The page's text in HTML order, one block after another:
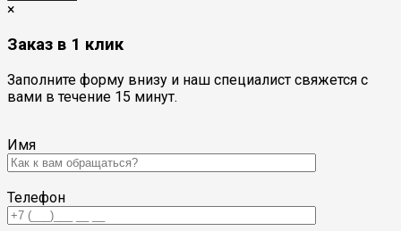
×
Заказ в 1 клик
Заполните форму внизу и наш специалист свяжется с
вами в течение 15 минут.
Имя
Телефон